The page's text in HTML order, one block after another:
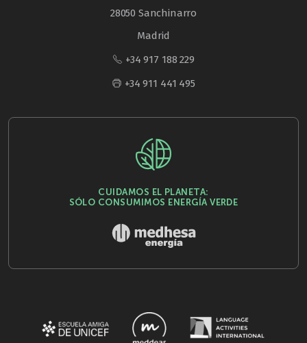
28050 Sanchinarro
Madrid
+34 917 188 229
+34 911 441 495
CUIDAMOS EL PLANETA:
SÓLO CONSUMIMOS ENERGÍA VERDE